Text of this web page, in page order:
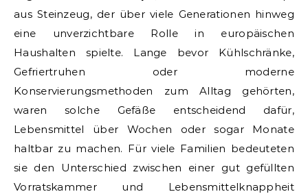
aus Steinzeug, der über viele Generationen hinweg
eine unverzichtbare Rolle in europäischen
Haushalten spielte. Lange bevor Kühlschränke,
Gefriertruhen oder moderne
Konservierungsmethoden zum Alltag gehörten,
waren solche Gefäße entscheidend dafür,
Lebensmittel über Wochen oder sogar Monate
haltbar zu machen. Für viele Familien bedeuteten
sie den Unterschied zwischen einer gut gefüllten
Vorratskammer und Lebensmittelknappheit